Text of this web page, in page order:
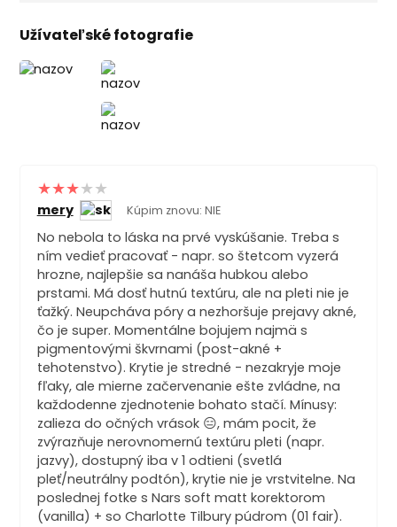
mery Kúpim znovu: NIE
No nebola to láska na prvé vyskúšanie. Treba s
ním vedieť pracovať - napr. so štetcom vyzerá
hrozne, najlepšie sa nanáša hubkou alebo
prstami. Má dosť hutnú textúru, ale na pleti nie je
ťažký. Neupcháva póry a nezhoršuje prejavy akné,
čo je super. Momentálne bojujem najmä s
pigmentovými škvrnami (post-akné +
tehotenstvo). Krytie je stredné - nezakryje moje
fľaky, ale mierne začervenanie ešte zvládne, na
každodenne zjednotenie bohato stačí. Mínusy:
zalieza do očných vrások 😑, mám pocit, že
zvýrazňuje nerovnomernú textúru pleti (napr.
jazvy), dostupný iba v 1 odtieni (svetlá
pleť/neutrálny podtón), krytie nie je vrstvitelne. Na
poslednej fotke s Nars soft matt korektorom
(vanilla) + so Charlotte Tilbury púdrom (01 fair).
Užívateľské fotografie